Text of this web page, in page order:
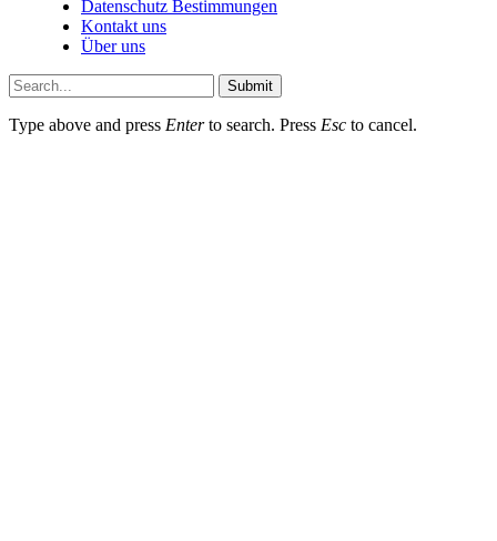
Datenschutz Bestimmungen
Kontakt uns
Über uns
Submit
Type above and press Enterto search. Press Esc to cancel.